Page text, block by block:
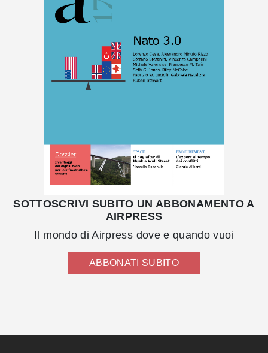
SOTTOSCRIVI SUBITO UN ABBONAMENTO A
AIRPRESS
Il mondo di Airpress dove e quando vuoi
ABBONATI SUBITO